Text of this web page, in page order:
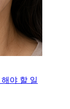
야 할 일